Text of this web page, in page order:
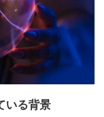
いる背景